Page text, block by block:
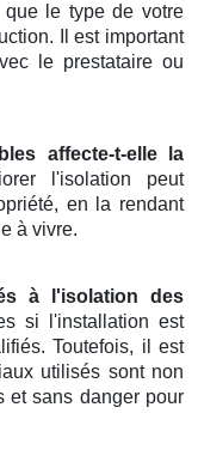
que le type de votre
Il est important
le prestataire ou
affecte-t-elle la
l'isolation peut
en la rendant
à vivre.
à l'isolation des
si l'installation est
Toutefois, il est
utilisés sont non
et sans danger pour